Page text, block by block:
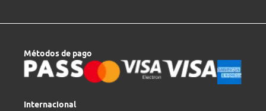
Métodos de pago
Internacional